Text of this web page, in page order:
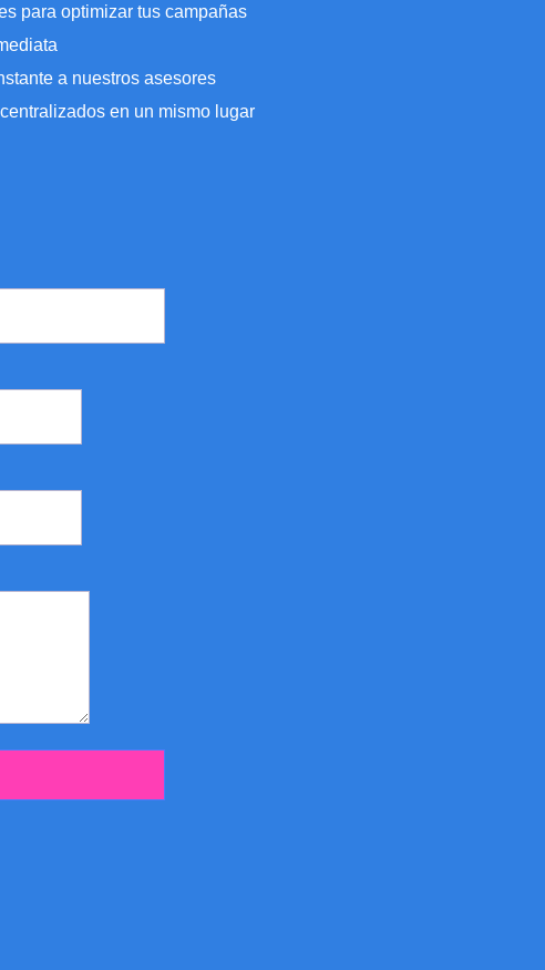
para optimizar tus campañas
a nuestros asesores
en un mismo lugar